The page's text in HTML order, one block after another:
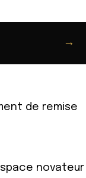
→
de remise
novateur